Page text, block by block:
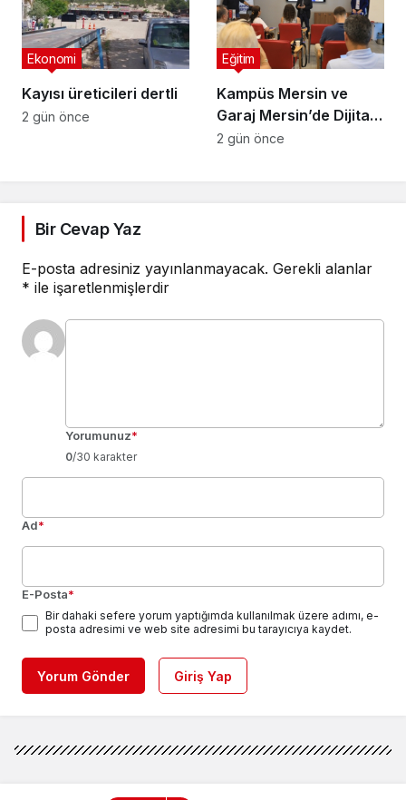
Kayısı üreticileri dertli
Ekonomi
2 gün önce
Kampüs Mersin ve
Garaj Mersin’de Dijital
Dönüşüm Eğitimleri
Eğitim
2 gün önce
Bir Cevap Yaz
E-posta adresiniz yayınlanmayacak. Gerekli alanlar
* ile işaretlenmişlerdir
Yorumunuz*
0/30 karakter
Ad*
E-Posta*
Bir dahaki sefere yorum yaptığımda kullanılmak üzere adımı, e-
posta adresimi ve web site adresimi bu tarayıcıya kaydet.
Yorum Gönder Giriş Yap